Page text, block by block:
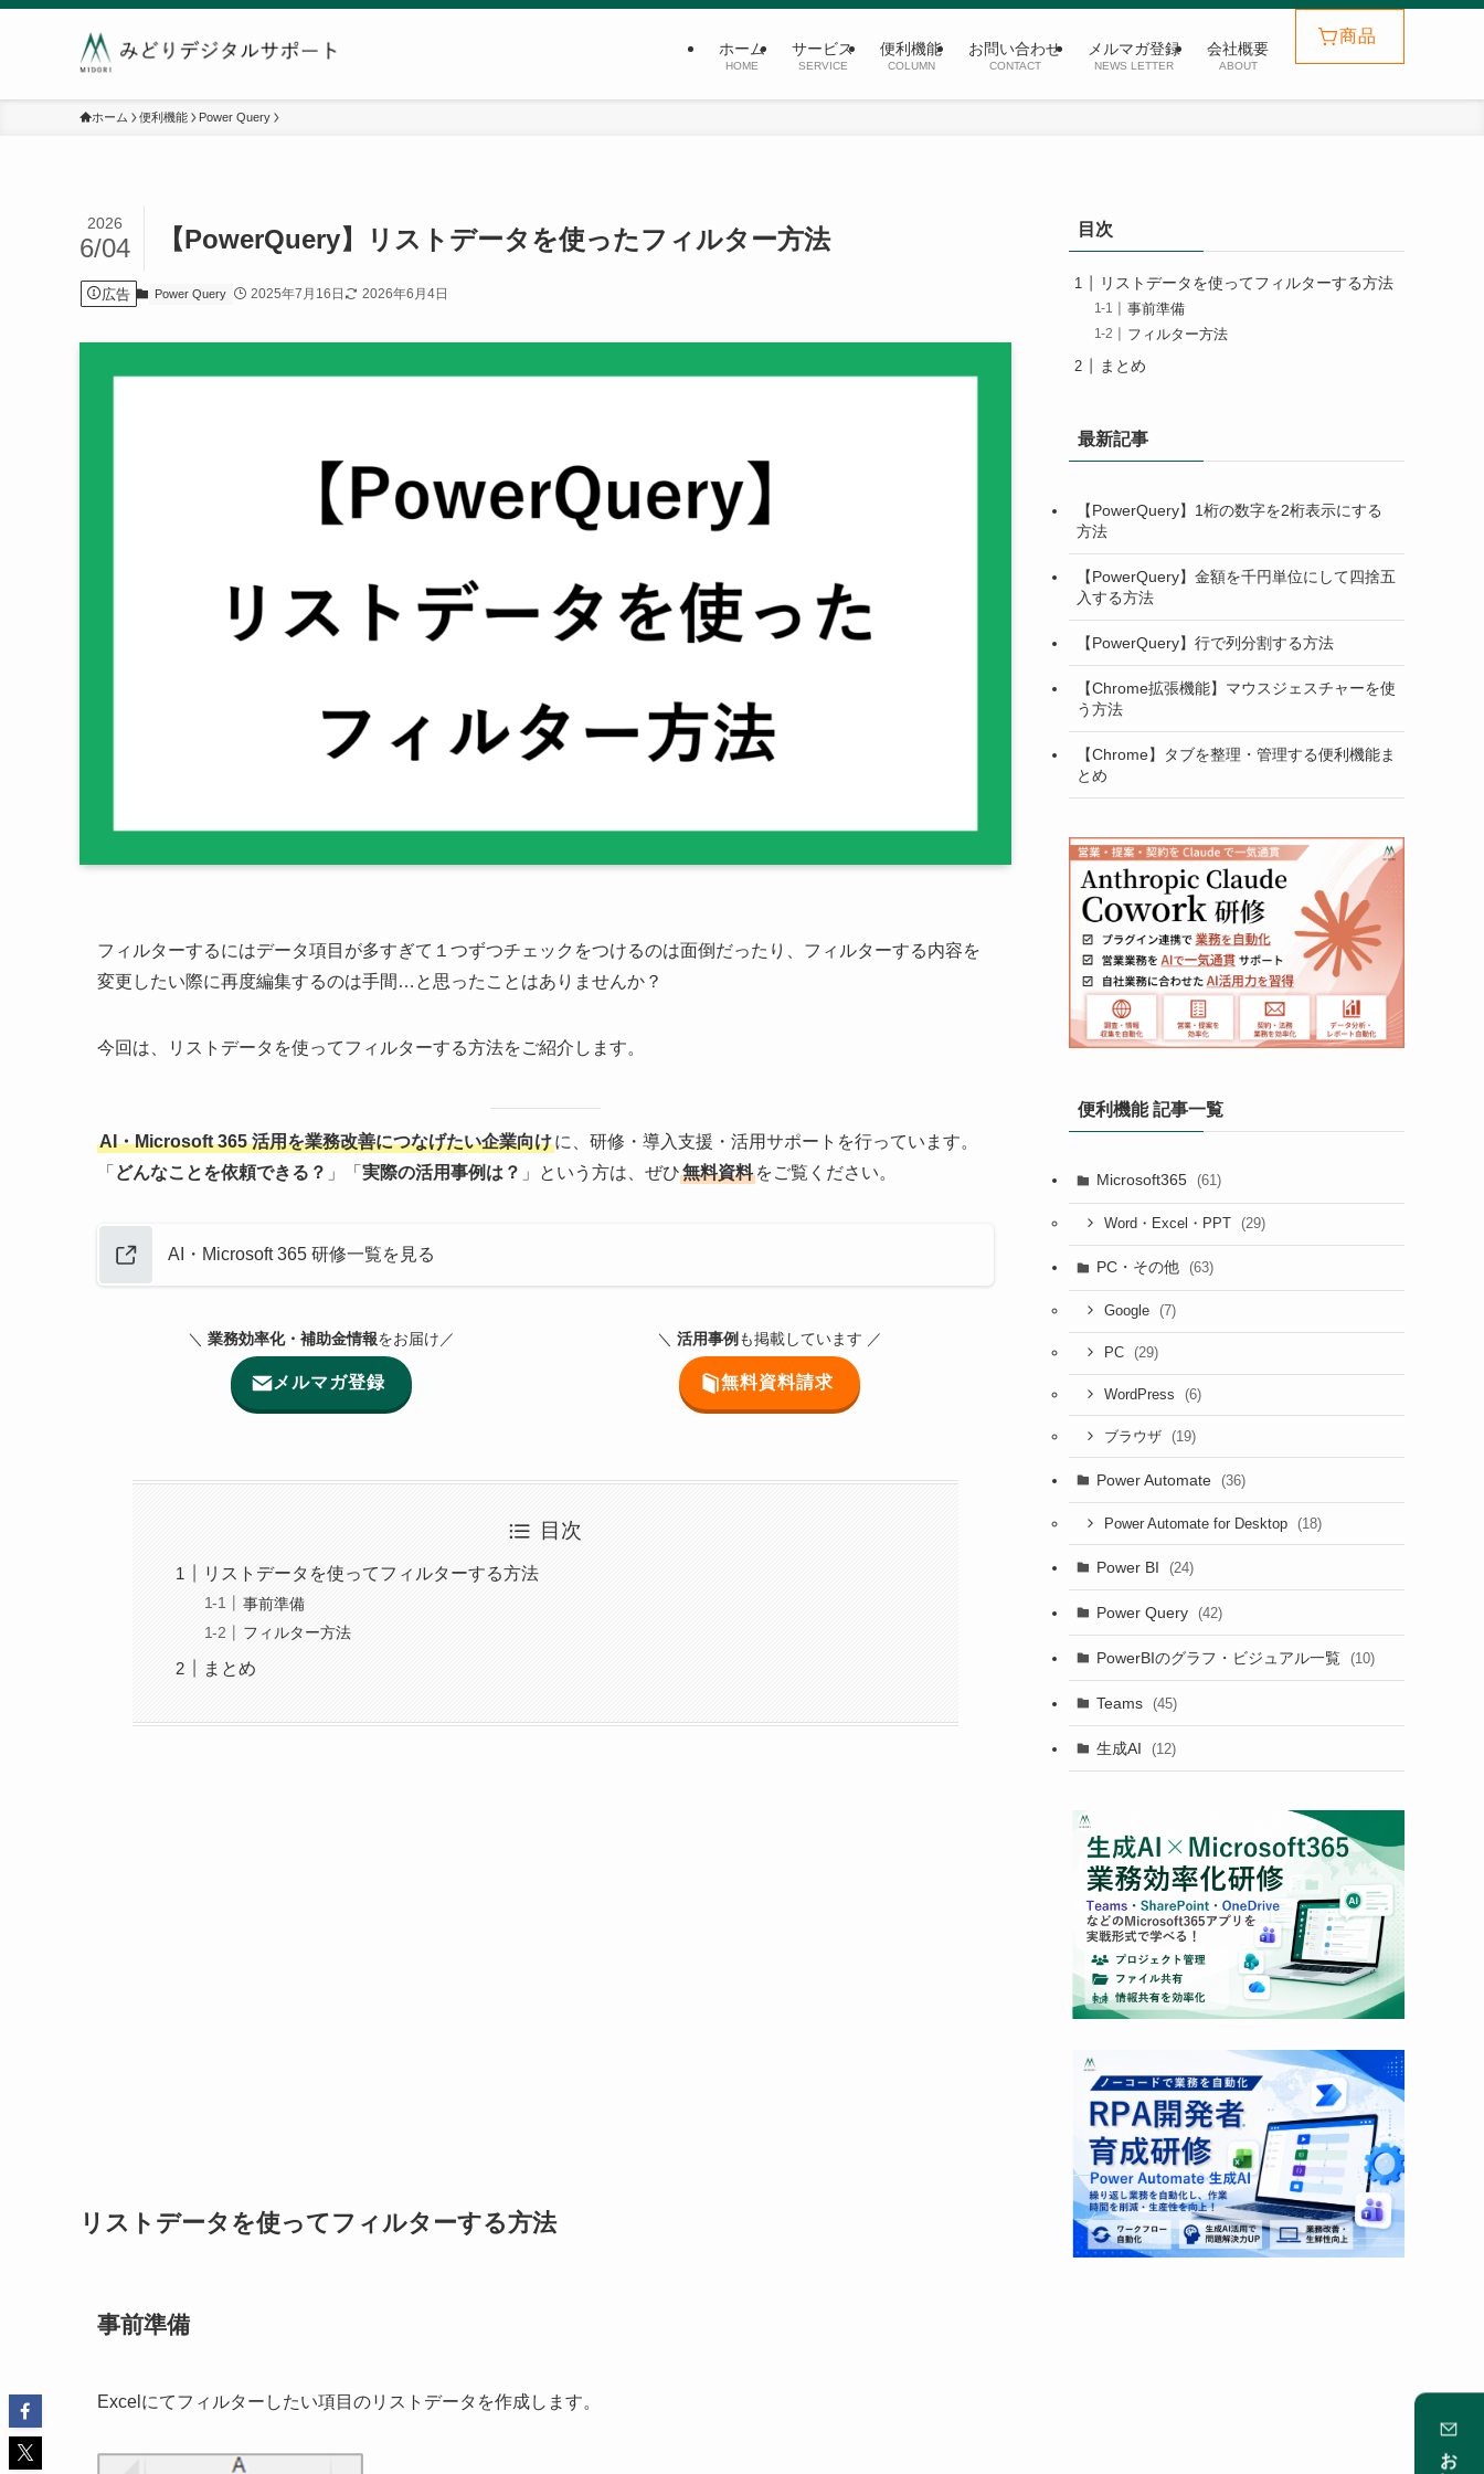
ホーム
HOME
サービス
SERVICE
便利機能
COLUMN
お問い合わせ
CONTACT
メルマガ登録
NEWS LETTER
会社概要
ABOUT
商品
ホーム 便利機能 Power Query
【PowerQuery】リストデータを使ったフィルター方法
2026
6/04
広告 Power Query 2025年7月16日 2026年6月4日
フィルターするにはデータ項目が多すぎて１つずつチェックをつけるのは面倒だったり、フィルターする内容を
変更したい際に再度編集するのは手間…と思ったことはありませんか？
今回は、リストデータを使ってフィルターする方法をご紹介します。
AI・Microsoft 365 活用を業務改善につなげたい企業向けに、研修・導入支援・活用サポートを行っています。
「 どんなことを依頼できる？ 」「 実際の活用事例は？ 」という方は、ぜひ無料資料 をご覧ください。
AI・Microsoft 365 研修一覧を見る
＼ 業務効率化・補助金情報をお届け／
メルマガ登録
＼ 活用事例 も掲載しています ／
無料資料請求
目次
リストデータを使ってフィルターする方法
事前準備
フィルター方法
まとめ
リストデータを使ってフィルターする方法
事前準備
Excelにてフィルターしたい項目のリストデータを作成します。
目次
リストデータを使ってフィルターする方法
事前準備
フィルター方法
まとめ
最新記事
【PowerQuery】1桁の数字を2桁表示にする
方法
【PowerQuery】金額を千円単位にして四捨五
入する方法
【PowerQuery】行で列分割する方法
【Chrome拡張機能】マウスジェスチャーを使
う方法
【Chrome】タブを整理・管理する便利機能ま
とめ
便利機能 記事一覧
Microsoft365 (61)
Word・Excel・PPT (29)
PC・その他 (63)
Google (7)
PC (29)
WordPress (6)
ブラウザ (19)
Power Automate (36)
Power Automate for Desktop (18)
Power BI (24)
Power Query (42)
PowerBIのグラフ・ビジュアル一覧 (10)
Teams (45)
生成AI (12)